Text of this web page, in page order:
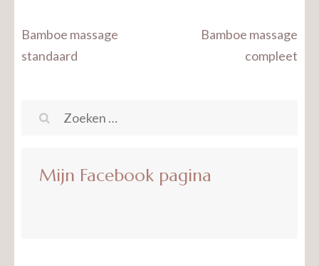
Bericht
navigatie
Bamboe massage
standaard
Bamboe massage
compleet
Zoeken
Mijn Facebook pagina